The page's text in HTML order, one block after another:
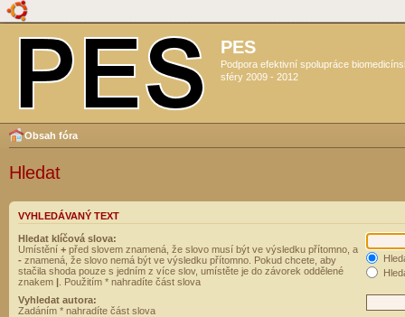
PES
Podpora efektivní spolupráce
sféry 2009 - 2012
Obsah fóra
Hledat
VYHLEDÁVANÝ TEXT
Hledat klíčová slova:
Umístění + před slovem znamená, že slovo musí být ve výsledku přítomno, a
- znamená, že slovo nemá být ve výsledku přítomno. Pokud chcete, aby
stačila shoda pouze s jedním z více slov, umístěte je do závorek oddělené
znakem | . Použitím * nahradíte část slova
Vyhledat autora:
Zadáním * nahradíte část slova